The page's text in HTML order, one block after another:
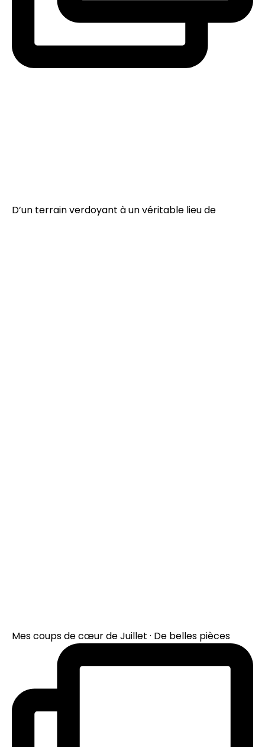
D’un terrain verdoyant à un véritable lieu de
Mes coups de cœur de Juillet · De belles pièces